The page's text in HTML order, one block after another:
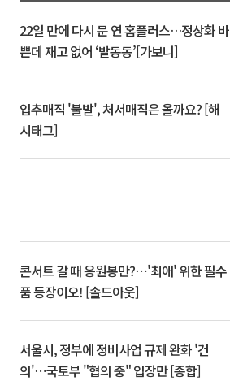
22일 만에 다시 문 연 홈플러스…정상화 바
쁜데 재고 없어 ‘발동동’[가보니]
입추매직 '불발', 처서매직은 올까요? [해
시태그]
콘서트 갈 때 응원봉만?⋯'최애' 위한 필수
품 등장이오! [솔드아웃]
서울시, 정부에 정비사업 규제 완화 '건
의'⋯국토부 "협의 중" 입장만 [종합]